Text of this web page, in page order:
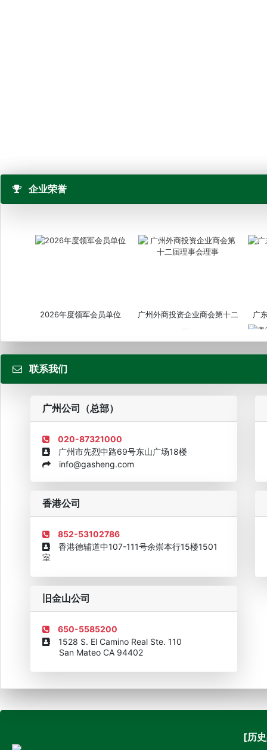
企业荣誉
2026年度领军会员单位
广州外商投资企业商会第十二
届...
广
企业诚信AAAAA奖牌2015 欧美澳最具价值品牌移民机构
联系我们
广州公司（总部）
020-87321000
广州市先烈中路69号东山广场18楼
info@gasheng.com
香港公司
852-53102786
香港德辅道中107-111号余崇本行15楼1501
室
旧金山公司
650-5585200
1528 S. El Camino Real Ste. 110
San Mateo CA 94402
[历